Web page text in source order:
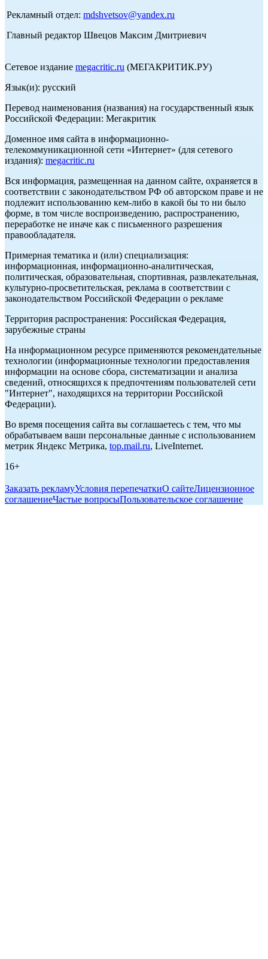
Рекламный отдел: mdshvetsov@yandex.ru
Главный редактор Швецов Максим Дмитриевич
Сетевое издание megacritic.ru (МЕГАКРИТИК.РУ)
Язык(и): русский
Перевод наименования (названия) на государственный язык
Российской Федерации: Мегакритик
Доменное имя сайта в информационно-
телекоммуникационной сети «Интернет» (для сетевого
издания): megacritic.ru
Вся информация, размещенная на данном сайте, охраняется в
соответствии с законодательством РФ об авторском праве и не
подлежит использованию кем-либо в какой бы то ни было
форме, в том числе воспроизведению, распространению,
переработке не иначе как с письменного разрешения
правообладателя.
Примерная тематика и (или) специализация:
информационная, информационно-аналитическая,
политическая, образовательная, спортивная, развлекательная,
культурно-просветительская, реклама в соответствии с
законодательством Российской Федерации о рекламе
Территория распространения: Российская Федерация,
зарубежные страны
На информационном ресурсе применяются рекомендательные
технологии (информационные технологии предоставления
информации на основе сбора, систематизации и анализа
сведений, относящихся к предпочтениям пользователей сети
"Интернет", находящихся на территории Российской
Федерации).
Во время посещения сайта вы соглашаетесь с тем, что мы
обрабатываем ваши персональные данные с использованием
метрик Яндекс Метрика, top.mail.ru, LiveInternet.
16+
Заказать рекламуУсловия перепечаткиО сайтеЛицензионное
соглашениеЧастые вопросыПользовательское соглашение